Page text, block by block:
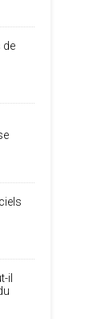
de
il